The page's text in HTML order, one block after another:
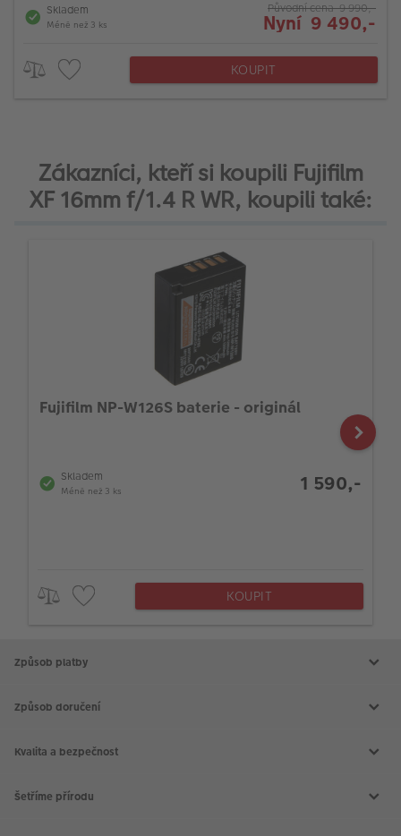
Skladem
Méně než 3 ks
Původní cena 9 990,-
Nyní 9 490,-
KOUPIT
Zákazníci, kteří si koupili Fujifilm
XF 16mm f/1.4 R WR, koupili také:
Fujifilm NP-W126S baterie - originál
Skladem
Méně než 3 ks 1 590,-
KOUPIT
Způsob platby
Způsob doručení
Kvalita a bezpečnost
Šetříme přírodu